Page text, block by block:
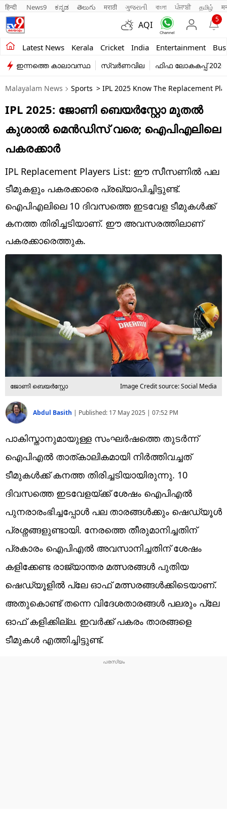
हिन्दी News9 ಕನ್ನಡ తెలుగు मराठी ગુજરાતી বাংলা ਪੰਜਾਬੀ தமிழ்
AQI
5
Latest News Kerala Cricket India Entertainment
Kerala
India
Entertainment
Business
Education
Lifestyle
world
Technology
Religion
Web Story
Photo
Short Videos
ഇന്നത്തെ കാലാവസ്ഥ സ്വർണവില ഫിഫ ലോകകപ്പ് 2026
Malayalam News Sports > IPL 2025 Know The Replacement
IPL 2025: ജോണി ബെയർസ്റ്റോ മുതൽ
കുശാൽ മെൻഡിസ് വരെ; ഐപിഎലിലെ
പകരക്കാർ
IPL Replacement Players List: ഈ സീസണിൽ പല
ടീമുകളും പകരക്കാരെ പ്രഖ്യാപിച്ചിട്ടുണ്ട്.
ഐപിഎലിലെ 10 ദിവസത്തെ ഇടവേള ടീമുകൾക്ക്
കനത്ത തിരിച്ചടിയാണ്. ഈ അവസരത്തിലാണ്
പകരക്കാരെത്തുക.
ജോണി ബെയർസ്റ്റോ Image Credit source: Social Media
Abdul Basith | Published: 17 May 2025 | 07:52 PM
പാകിസ്താനുമായുള്ള സംഘർഷത്തെ തുടർന്ന്
ഐപിഎൽ താത്കാലികമായി നിർത്തിവച്ചത്
ടീമുകൾക്ക് കനത്ത തിരിച്ചടിയായിരുന്നു. 10
ദിവസത്തെ ഇടവേളയ്ക്ക് ശേഷം ഐപിഎൽ
പുനരാരംഭിച്ചപ്പോൾ പല താരങ്ങൾക്കും ഷെഡ്യൂൾ
പ്രശ്നങ്ങളുണ്ടായി. നേരത്തെ തീരുമാനിച്ചതിന്
പ്രകാരം ഐപിഎൽ അവസാനിച്ചതിന് ശേഷം
കളിക്കേണ്ട രാജ്യാന്തര മത്സരങ്ങൾ പുതിയ
ഷെഡ്യൂളിൽ പ്ലേ ഓഫ് മത്സരങ്ങൾക്കിടെയാണ്.
അതുകൊണ്ട് തന്നെ വിദേശതാരങ്ങൾ പലരും പ്ലേ
ഓഫ് കളിക്കില്ല. ഇവർക്ക് പകരം താരങ്ങളെ
ടീമുകൾ എത്തിച്ചിട്ടുണ്ട്.